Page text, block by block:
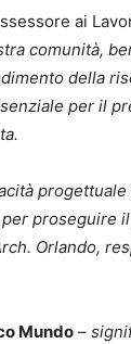
ai
comunità,
della
per il
proseguire
Orlando,
Mundo –